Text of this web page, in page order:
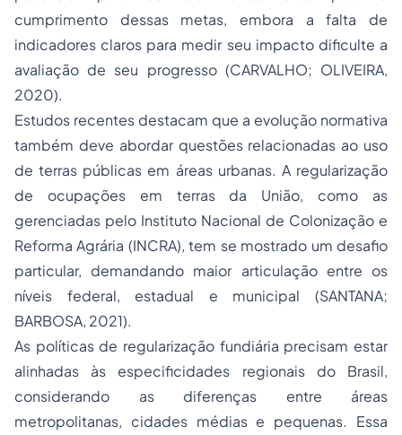
cumprimento dessas metas, embora a falta de
indicadores claros para medir seu impacto dificulte a
avaliação de seu progresso (CARVALHO; OLIVEIRA,
2020).
Estudos recentes destacam que a evolução normativa
também deve abordar questões relacionadas ao uso
de terras públicas em áreas urbanas. A regularização
de ocupações em terras da União, como as
gerenciadas pelo Instituto Nacional de Colonização e
Reforma Agrária (INCRA), tem se mostrado um desafio
particular, demandando maior articulação entre os
níveis federal, estadual e municipal (SANTANA;
BARBOSA, 2021).
As políticas de regularização fundiária precisam estar
alinhadas às especificidades regionais do Brasil,
considerando as diferenças entre áreas
metropolitanas, cidades médias e pequenas. Essa